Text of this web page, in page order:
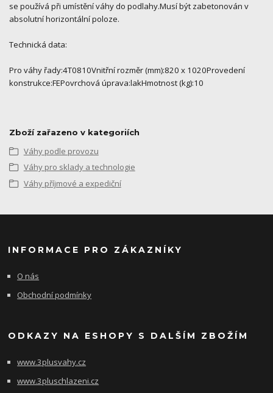
se používá při umístění váhy do podlahy.Musí být zabetonován v
absolutní horizontální poloze.
Technická data:
Pro váhy řady:4T0810Vnitřní rozměr (mm):820 x 1020Provedení
konstrukce:FEPovrchová úprava:lakHmotnost (kg):10
Zboží zařazeno v kategoriích
Váhy podle provozu
Váhy pro sklady a technologie
Váhy příjmové a expediční
INFORMACE PRO ZÁKAZNÍKY
O nás
Obchodní podmínky
ODKAZY NA ESHOPY S DALŠÍM ZBOŽÍM
www.3plusvahy.cz
www.3pluschlazeni.cz